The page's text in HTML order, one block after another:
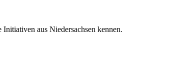
aus Niedersachsen kennen.